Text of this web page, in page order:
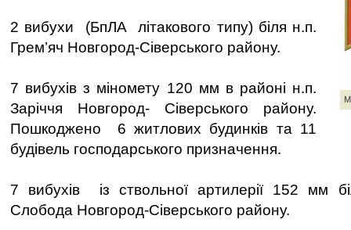
2 вибухи (БпЛА літакового типу) біля н.п.
Грем’яч Новгород-Сіверського району.
7 вибухів з міномету 120 мм в районі н.п.
Заріччя Новгород- Сіверського району.
Пошкоджено 6 житлових будинків та 11
будівель господарського призначення.
7 вибухів із ствольної артилерії 152 мм
Слобода Новгород-Сіверського району.